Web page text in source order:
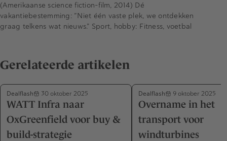
(Amerikaanse science fiction-film, 2014) Dé
vakantiebestemming: ”Niet één vaste plek, we ontdekken
graag telkens wat nieuws.” Sport, hobby: Fitness, voetbal
Gerelateerde artikelen
Dealflash 30 oktober 2025
WATT Infra naar
OxGreenfield voor buy &
build-strategie
Dealflash 9 oktober 2025
Overname in het
transport voor
windturbines